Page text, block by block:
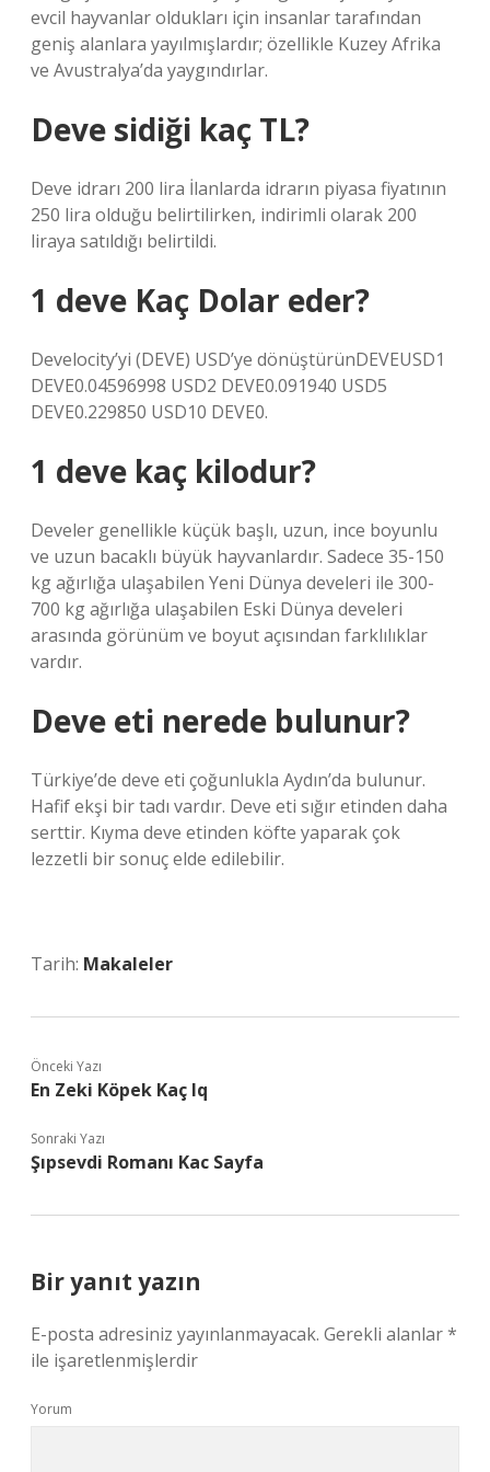
evcil hayvanlar oldukları için insanlar tarafından
geniş alanlara yayılmışlardır; özellikle Kuzey Afrika
ve Avustralya’da yaygındırlar.
Deve sidiği kaç TL?
Deve idrarı 200 lira İlanlarda idrarın piyasa fiyatının
250 lira olduğu belirtilirken, indirimli olarak 200
liraya satıldığı belirtildi.
1 deve Kaç Dolar eder?
Develocity’yi (DEVE) USD’ye dönüştürünDEVEUSD1
DEVE0.04596998 USD2 DEVE0.091940 USD5
DEVE0.229850 USD10 DEVE0.
1 deve kaç kilodur?
Develer genellikle küçük başlı, uzun, ince boyunlu
ve uzun bacaklı büyük hayvanlardır. Sadece 35-150
kg ağırlığa ulaşabilen Yeni Dünya develeri ile 300-
700 kg ağırlığa ulaşabilen Eski Dünya develeri
arasında görünüm ve boyut açısından farklılıklar
vardır.
Deve eti nerede bulunur?
Türkiye’de deve eti çoğunlukla Aydın’da bulunur.
Hafif ekşi bir tadı vardır. Deve eti sığır etinden daha
serttir. Kıyma deve etinden köfte yaparak çok
lezzetli bir sonuç elde edilebilir.
Tarih: Makaleler
Önceki Yazı
En Zeki Köpek Kaç Iq
Sonraki Yazı
Şıpsevdi Romanı Kac Sayfa
Bir yanıt yazın
E-posta adresiniz yayınlanmayacak. Gerekli alanlar*
ile işaretlenmişlerdir
Yorum